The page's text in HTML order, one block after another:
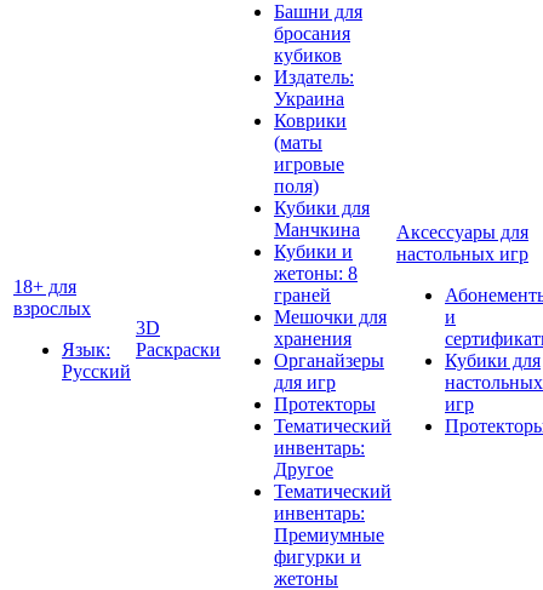
18+ для
взрослых
Язык:
Русский
3D
Раскраски
Башни для
бросания
кубиков
Издатель:
Украина
Коврики
(маты
игровые
поля)
Кубики для
Манчкина
Кубики и
жетоны: 8
граней
Мешочки для
хранения
Органайзеры
для игр
Протекторы
Тематический
инвентарь:
Другое
Тематический
инвентарь:
Премиумные
фигурки и
жетоны
Аксессуары для
настольных игр
и
Кубики для
настольных
игр